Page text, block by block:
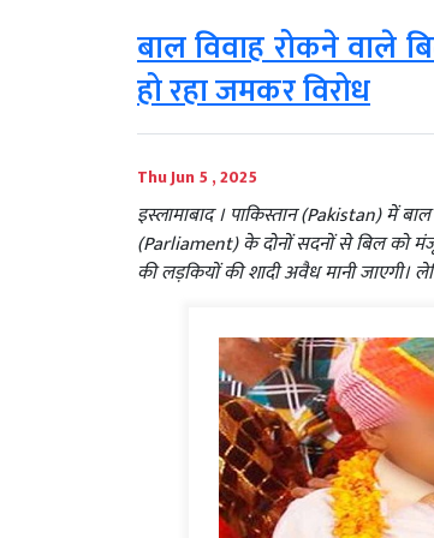
बाल विवाह रोकने वाले
हो रहा जमकर विरोध
Thu Jun 5 , 2025
इस्लामाबाद । पाकिस्तान (Pakistan) में
(Parliament) के दोनों सदनों से बिल को
की लड़कियों की शादी अवैध मानी